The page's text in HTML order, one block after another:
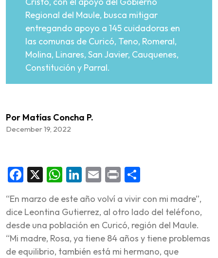
Regional del Maule, busca mitigar
entregando apoyo a 145 cuidadoras en
las comunas de Curicó, Teno, Romeral,
Molina, Linares, San Javier, Cauquenes,
Constitución y Parral.
Por Matías Concha P.
December 19, 2022
Facebook
X WhatsApp
LinkedIn
Email
Print
“En marzo de este año volví a vivir con mi madre”,
dice Leontina Gutierrez, al otro lado del teléfono,
desde una población en Curicó, región del Maule.
“Mi madre, Rosa, ya tiene 84 años y tiene problemas
de equilibrio, también está mi hermano, que